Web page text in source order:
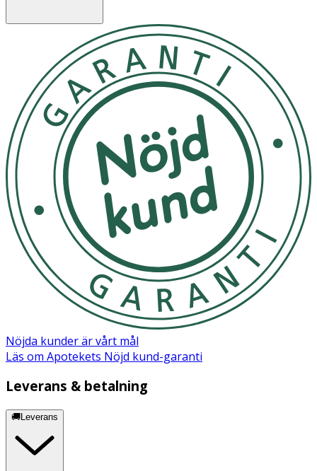
Nöjda kunder är vårt mål
Läs om Apotekets Nöjd kund-garanti
Leverans & betalning
🚚Leverans